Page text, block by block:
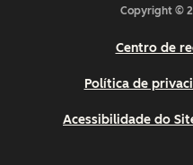
Copyright ©
Centro de
Política de
Acessibilidade do